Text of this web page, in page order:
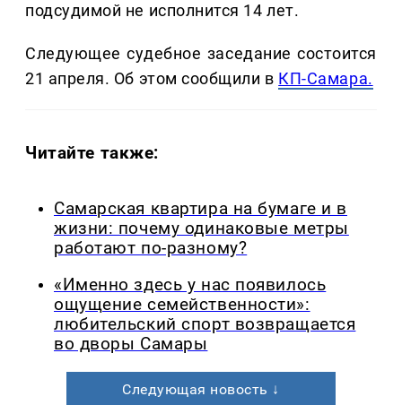
подсудимой не исполнится 14 лет.
Следующее судебное заседание состоится
21 апреля. Об этом сообщили в КП-Самара.
Читайте также:
Самарская квартира на бумаге и в
жизни: почему одинаковые метры
работают по-разному?
«Именно здесь у нас появилось
ощущение семейственности»:
любительский спорт возвращается
во дворы Самары
Следующая новость ↓